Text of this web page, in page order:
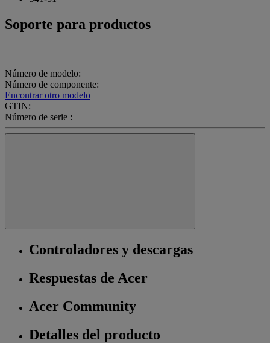
Soporte para productos
Número de modelo:
Número de componente:
Encontrar otro modelo
GTIN:
Número de serie :
Controladores y descargas
Respuestas de Acer
Acer Community
Detalles del producto